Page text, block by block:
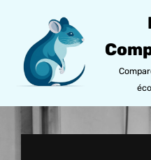
contenu